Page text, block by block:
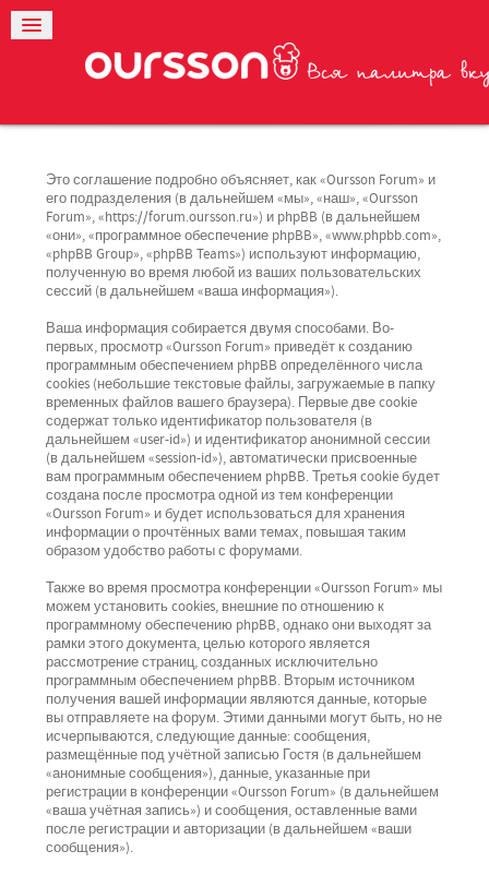
Это соглашение подробно объясняет, как «Oursson Forum» и
его подразделения (в дальнейшем «мы», «наш», «Oursson
Forum», «https://forum.oursson.ru») и phpBB (в дальнейшем
«они», «программное обеспечение phpBB», «www.phpbb.com»,
«phpBB Group», «phpBB Teams») используют информацию,
полученную во время любой из ваших пользовательских
сессий (в дальнейшем «ваша информация»).
Ваша информация собирается двумя способами. Во-
первых, просмотр «Oursson Forum» приведёт к созданию
программным обеспечением phpBB определённого числа
cookies (небольшие текстовые файлы, загружаемые в папку
временных файлов вашего браузера). Первые две cookie
содержат только идентификатор пользователя (в
дальнейшем «user-id») и идентификатор анонимной сессии
(в дальнейшем «session-id»), автоматически присвоенные
вам программным обеспечением phpBB. Третья cookie будет
создана после просмотра одной из тем конференции
«Oursson Forum» и будет использоваться для хранения
информации о прочтённых вами темах, повышая таким
образом удобство работы с форумами.
Также во время просмотра конференции «Oursson Forum» мы
можем установить cookies, внешние по отношению к
программному обеспечению phpBB, однако они выходят за
рамки этого документа, целью которого является
рассмотрение страниц, созданных исключительно
программным обеспечением phpBB. Вторым источником
получения вашей информации являются данные, которые
вы отправляете на форум. Этими данными могут быть, но не
исчерпываются, следующие данные: сообщения,
размещённые под учётной записью Гостя (в дальнейшем
«анонимные сообщения»), данные, указанные при
регистрации в конференции «Oursson Forum» (в дальнейшем
«ваша учётная запись») и сообщения, оставленные вами
после регистрации и авторизации (в дальнейшем «ваши
сообщения»).